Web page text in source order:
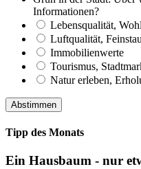
Informationen?
Lebensqualität,
Luftqualität,
Immobilienwerte
Tourismus,
Natur erleben,
Tipp des Monats
Ein Hausbaum - nur